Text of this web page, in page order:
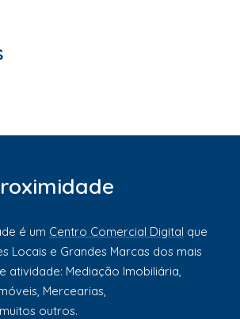
é um Centro Comercial Digital que
Locais e Grandes Marcas dos mais
atividade: Mediação Imobiliária,
Mercearias,
outros.